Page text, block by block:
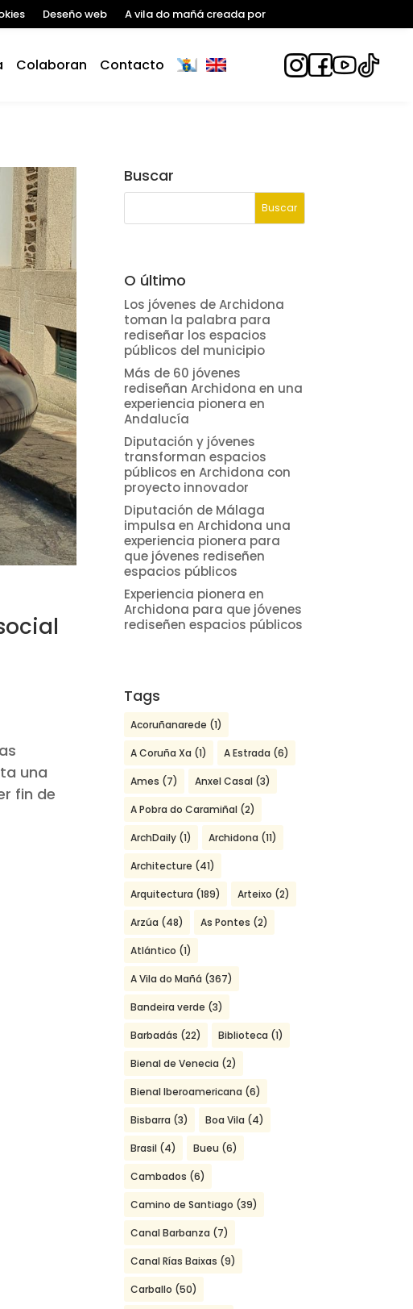
Deseño web A vila do mañá creada por
Colaboran Contacto
una
fin de
Buscar
O último
Los jóvenes de Archidona
toman la palabra para
rediseñar los espacios
públicos del municipio
Más de 60 jóvenes
rediseñan Archidona en una
experiencia pionera en
Andalucía
Diputación y jóvenes
transforman espacios
públicos en Archidona con
proyecto innovador
Diputación de Málaga
impulsa en Archidona una
experiencia pionera para
que jóvenes rediseñen
espacios públicos
Experiencia pionera en
Archidona para que jóvenes
rediseñen espacios públicos
Tags
Acoruñanarede (1)
A Coruña Xa (1) A Estrada (6)
Ames (7) Anxel Casal (3)
A Pobra do Caramiñal (2)
ArchDaily (1) Archidona (11)
Architecture (41)
Arquitectura (189) Arteixo (2)
Arzúa (48) As Pontes (2)
Atlántico (1)
A Vila do Mañá (367)
Bandeira verde (3)
Barbadás (22) Biblioteca (1)
Bienal de Venecia (2)
Bienal Iberoamericana (6)
Bisbarra (3) Boa Vila (4)
Brasil (4) Bueu (6)
Cambados (6)
Camino de Santiago (39)
Canal Barbanza (7)
Canal Rías Baixas (9)
Carballo (50)